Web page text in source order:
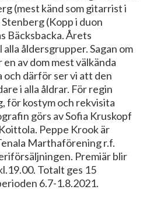
(mest känd som gitarrist i
Stenberg (Kopp i duon
Bäcksbacka. Årets
åldersgrupper. Sagan om
av dom mest välkända
och därför ser vi att den
i alla åldrar. För regin
för kostym och rekvisita
görs av Sofia Kruskopf
Peppe Krook är
Marthaförening r.f.
Premiär blir
Totalt ges 15
6.7-1.8.2021.